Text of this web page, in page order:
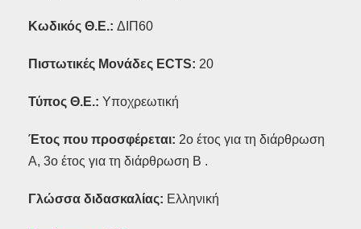
Κωδικός Θ.Ε.: ΔΙΠ60
Πιστωτικές Μονάδες ECTS: 20
Τύπος Θ.Ε.: Υποχρεωτική
Έτος που προσφέρεται: 2ο έτος για τη διάρθρωση
Α, 3ο έτος για τη διάρθρωση Β .
Γλώσσα διδασκαλίας: Ελληνική